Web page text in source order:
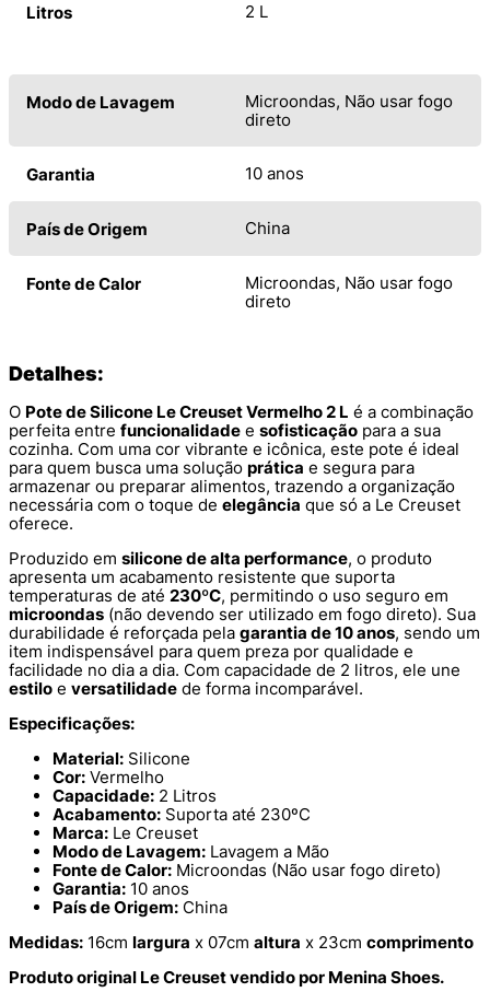
Litros 2 L
Modo de Lavagem
Microondas, Não usar fogo
direto
Garantia 10 anos
País de Origem China
Fonte de Calor
Microondas, Não usar fogo
direto
Detalhes:
O Pote de Silicone Le Creuset Vermelho 2 L é a combinação
perfeita entre funcionalidade e sofisticação para a sua
cozinha. Com uma cor vibrante e icônica, este pote é ideal
para quem busca uma solução prática e segura para
armazenar ou preparar alimentos, trazendo a organização
necessária com o toque de elegância que só a Le Creuset
oferece.
Produzido em silicone de alta performance, o produto
apresenta um acabamento resistente que suporta
temperaturas de até 230ºC, permitindo o uso seguro em
microondas (não devendo ser utilizado em fogo direto). Sua
durabilidade é reforçada pela garantia de 10 anos, sendo um
item indispensável para quem preza por qualidade e
facilidade no dia a dia. Com capacidade de 2 litros, ele une
estilo e versatilidade de forma incomparável.
Especificações:
Material: Silicone
Cor: Vermelho
Capacidade: 2 Litros
Acabamento: Suporta até 230ºC
Marca: Le Creuset
Modo de Lavagem: Lavagem a Mão
Fonte de Calor: Microondas (Não usar fogo direto)
Garantia: 10 anos
País de Origem: China
Medidas: 16cm largura x 07cm altura x 23cm comprimento
Produto original Le Creuset vendido por Menina Shoes.